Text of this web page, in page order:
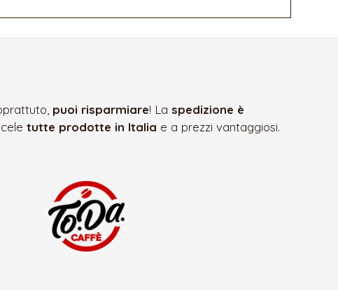
puoi risparmiare! Laspedizione è
tutte prodotte in Italia e a prezzi vantaggiosi.